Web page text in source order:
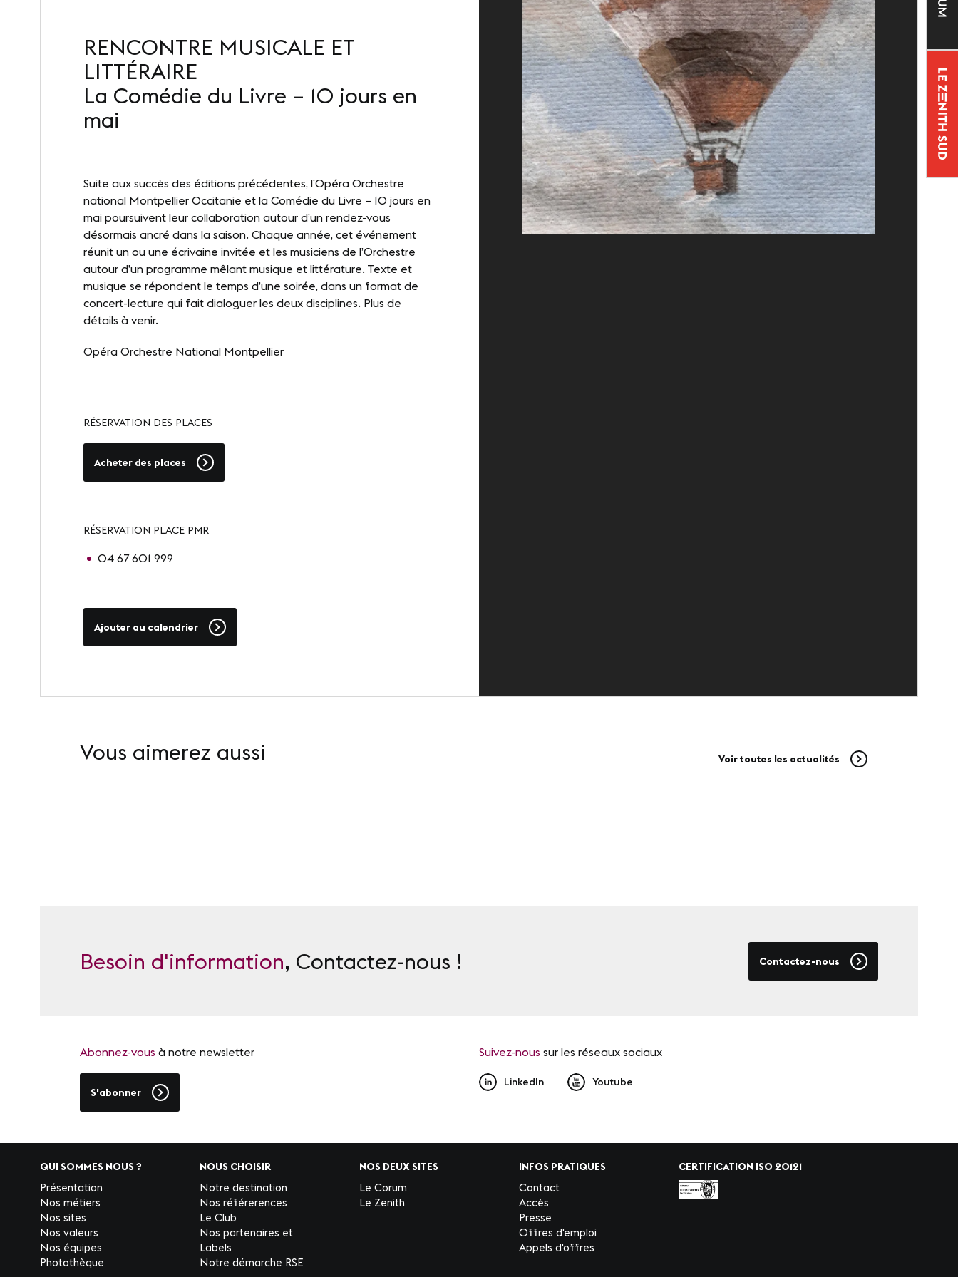
INFORMATIONS PRATIQUES
Contact
SUIVEZ-NOUS
RENCONTRE MUSICALE ET
LITTÉRAIRE
La Comédie du Livre – 10 jours en
mai
Suite aux succès des éditions précédentes, l’Opéra Orchestre
national Montpellier Occitanie et la Comédie du Livre – 10 jours en
mai poursuivent leur collaboration autour d’un rendez-vous
désormais ancré dans la saison. Chaque année, cet événement
réunit un ou une écrivaine invitée et les musiciens de l’Orchestre
autour d’un programme mêlant musique et littérature. Texte et
musique se répondent le temps d’une soirée, dans un format de
concert-lecture qui fait dialoguer les deux disciplines. Plus de
détails à venir.
Opéra Orchestre National Montpellier
RÉSERVATION DES PLACES
Acheter des places
RÉSERVATION PLACE PMR
04 67 601 999
Ajouter au calendrier
Vous aimerez aussi Voir toutes les actualités
Besoin d'information, Contactez-nous ! Contactez-nous
Abonnez-vous à notre newsletter
S'abonner
Suivez-nous sur les réseaux sociaux
LinkedIn Youtube
QUI SOMMES NOUS ?
Présentation
Nos métiers
Nos sites
Nos valeurs
Nos équipes
Photothèque
NOUS CHOISIR
Notre destination
Nos référerences
Le Club
Nos partenaires et
Labels
Notre démarche RSE
NOS DEUX SITES
Le Corum
Le Zenith
INFOS PRATIQUES
Contact
Accès
Presse
Offres d'emploi
Appels d'offres
CERTIFICATION ISO 20121